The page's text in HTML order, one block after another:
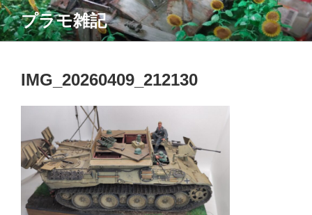
コ
ン
テ
プラモ雑記
IMG_20260409_212130